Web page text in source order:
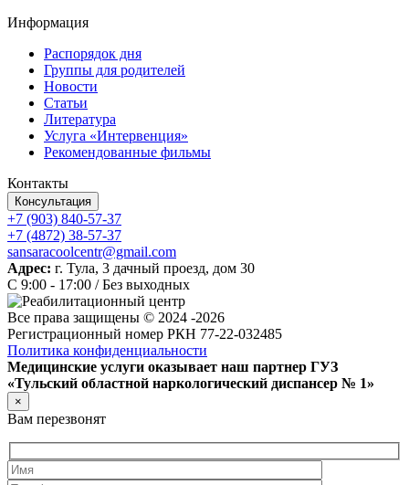
Информация
Распорядок дня
Группы для родителей
Новости
Статьи
Литература
Услуга «Интервенция»
Рекомендованные фильмы
Контакты
Консультация
+7 (903) 840-57-37
+7 (4872) 38-57-37
sansaracoolcentr@gmail.com
Адрес: г. Тула, 3 дачный проезд, дом 30
C 9:00 - 17:00 / Без выходных
Все права защищены © 2024 -2026
Регистрационный номер РКН 77-22-032485
Политика конфиденциальности
Медицинские услуги оказывает наш партнер ГУЗ
«Тульский областной наркологический диспансер № 1»
×
Вам перезвонят